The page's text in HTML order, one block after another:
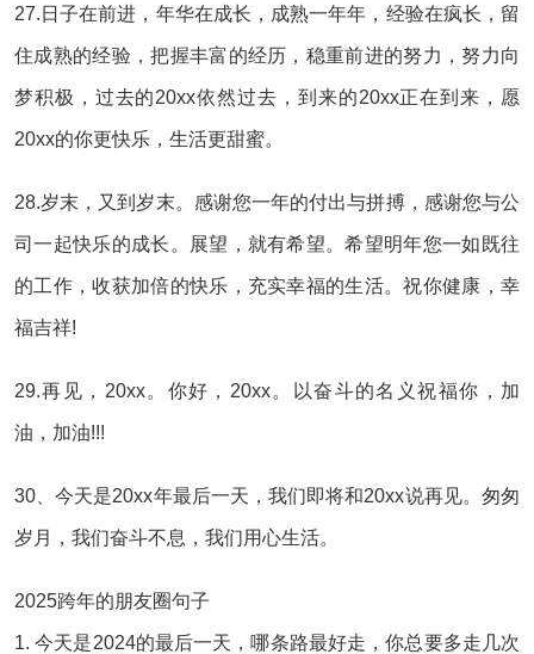
27.日子在前进，年华在成长，成熟一年年，经验在疯长，留
住成熟的经验，把握丰富的经历，稳重前进的努力，努力向
梦积极，过去的20xx依然过去，到来的20xx正在到来，愿
20xx的你更快乐，生活更甜蜜。
28.岁末，又到岁末。感谢您一年的付出与拼搏，感谢您与公
司一起快乐的成长。展望，就有希望。希望明年您一如既往
的工作，收获加倍的快乐，充实幸福的生活。祝你健康，幸
福吉祥!
29.再见，20xx。你好，20xx。以奋斗的名义祝福你，加
油，加油!!!
30、今天是20xx年最后一天，我们即将和20xx说再见。匆匆
岁月，我们奋斗不息，我们用心生活。
2025跨年的朋友圈句子
1. 今天是2024的最后一天，哪条路最好走，你总要多走几次